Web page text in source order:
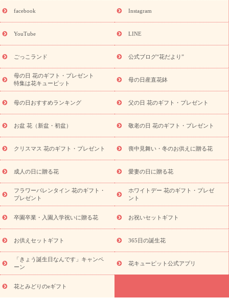
誕生日フラワーギフト 誕生日フラワーギフト特集
(トルコキキョウ)
9月の誕生花(リンドウ)
ら探す
お祝いの花特集 当日配達特急便 お祝い商品一覧
念日
結婚祝い 出産祝い 退院祝い・快気祝い
寿祝い
プチギフト ペットのお祝いフラワー
供え・お悔やみ商品一覧
お供え・お悔やみの花
四十九日法要以
お供え プリザーブドフラワー
ペットのお供えフラワー
お盆（新
盆・初盆）
その他 お祝い返し お見舞い
お取り寄せギフト
ビジネス用
ご自宅用 観葉植物 ミディ胡蝶蘭
プリザーブ
ドフラワー
スタイルから探す アレンジメント 花束
スタ
ンド花
お祝い お供え・お悔やみ 胡蝶蘭 胡蝶蘭・花鉢
ディ胡蝶蘭・お祝い
ミディ胡蝶蘭・お供え
世界初の青色胡蝶蘭
観葉植物
観葉植物 産直多肉植物
プリザーブドフラワー
お祝い
お供え・お悔やみ 花とセットギフト
セミオーダー
プチギフト（hanamore -ハナモア-）
花とみどりのeギフト
キューピットのeGfit
カラー ピンク イエローオレンジ
レッ
ド
お花の種類 トルコキキョウ
お祝い お祝い・3000円～ お祝い・4000円～
お祝い・
5000円～
お祝い・7000円～ お祝い・ 10000円～
お供え・お
悔やみ
円～
お供え・お悔やみ・
facebook Instagram
YouTube LINE
ごっこランド 公式ブログ“花だより”
母の日 花のギフト・プレゼント
特集は花キューピット
母の日産直花鉢
母の日おすすめランキング 父の日 花のギフト・プレゼント
お盆 花（新盆・初盆） 敬老の日 花のギフト・プレゼント
クリスマス 花のギフト・プレゼント 喪中見舞い・冬のお供えに贈る花
成人の日に贈る花 愛妻の日に贈る花
フラワーバレンタイン 花のギフト・
プレゼント
ホワイトデー 花のギフト・プレゼ
ント
卒園卒業・入園入学祝いに贈る花 お祝いセットギフト
お供えセットギフト 365日の誕生花
「きょう誕生日なんです」キャンペ
ーン
花キューピット公式アプリ
花とみどりのeギフト